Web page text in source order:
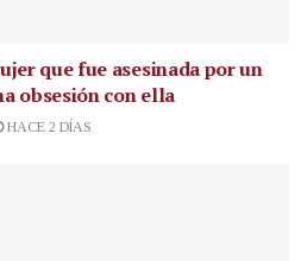
que fue asesinada por un
obsesión con ella
HACE 2 DÍAS